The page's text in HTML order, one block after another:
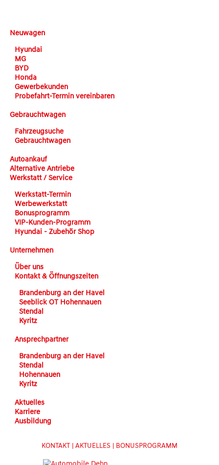
Neuwagen
Hyundai
MG
BYD
Honda
Gewerbekunden
Probefahrt-Termin vereinbaren
Gebrauchtwagen
Fahrzeugsuche
Gebrauchtwagen
Autoankauf
Alternative Antriebe
Werkstatt / Service
Werkstatt-Termin
Werbewerkstatt
Bonusprogramm
VIP-Kunden-Programm
Hyundai - Zubehör Shop
Unternehmen
Über uns
Kontakt & Öffnungszeiten
Brandenburg an der Havel
Seeblick OT Hohennauen
Stendal
Kyritz
Ansprechpartner
Brandenburg an der Havel
Stendal
Hohennauen
Kyritz
Aktuelles
Karriere
Ausbildung
KONTAKT | AKTUELLES | BONUSPROGRAMM